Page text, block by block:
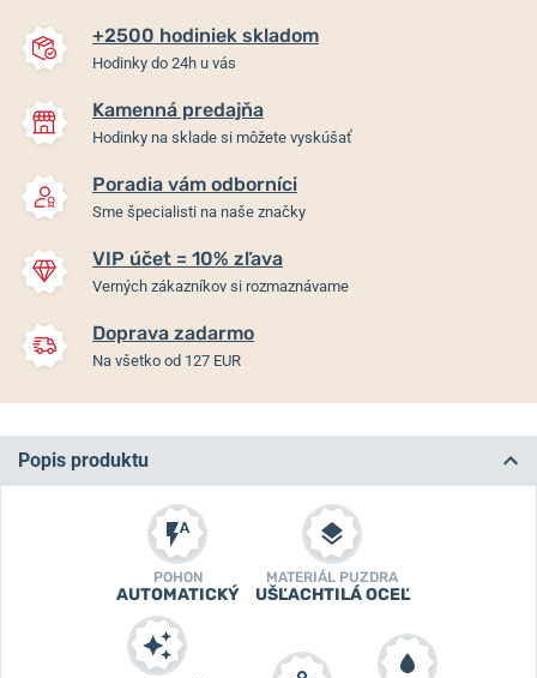
+2500 hodiniek skladom
Hodinky do 24h u vás
Kamenná predajňa
Hodinky na sklade si môžete vyskúšať
Poradia vám odborníci
Sme špecialisti na naše značky
VIP účet = 10% zľava
Verných zákazníkov si rozmaznávame
Doprava zadarmo
Na všetko od 127 EUR
Popis produktu
POHON
AUTOMATICKÝ
MATERIÁL PUZDRA
UŠĽACHTILÁ OCEĽ